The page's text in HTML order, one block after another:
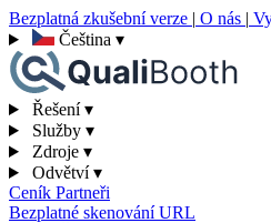
Bezplatná zkušební verze | O nás |
Čeština ▾
Řešení▾
Služby ▾
Zdroje ▾
Odvětví▾
Ceník Partneři
Bezplatné skenování URL